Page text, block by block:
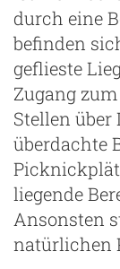
durch eine
befinden
geflieste
Zugang
Stellen
überdachte
liegende
Ansonsten
natürlichen